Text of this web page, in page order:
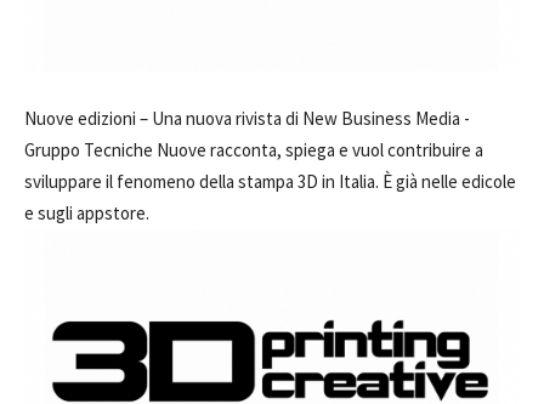
Nuove edizioni – Una nuova rivista di New Business Media -
Gruppo Tecniche Nuove racconta, spiega e vuol contribuire a
sviluppare il fenomeno della stampa 3D in Italia. È già nelle edicole
e sugli appstore.